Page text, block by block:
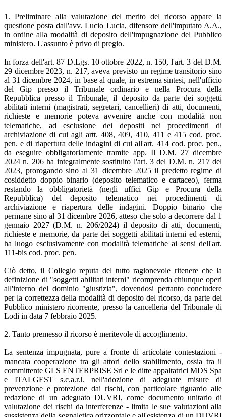
1. Preliminare alla valutazione del merito del ricorso appare la
questione posta dall'avv. Lucio Lucia, difensore dell'imputato A.A.,
in ordine alla modalità di deposito dell'impugnazione del Pubblico
ministero. L'assunto è privo di pregio.
In forza dell'art. 87 D.Lgs. 10 ottobre 2022, n. 150, l'art. 3 del D.M.
29 dicembre 2023, n. 217, aveva previsto un regime transitorio sino
al 31 dicembre 2024, in base al quale, in estrema sintesi, nell'ufficio
del Gip presso il Tribunale ordinario e nella Procura della
Repubblica presso il Tribunale, il deposito da parte dei soggetti
abilitati interni (magistrati, segretari, cancellieri) di atti, documenti,
richieste e memorie poteva avvenire anche con modalità non
telematiche, ad esclusione dei depositi nei procedimenti di
archiviazione di cui agli artt. 408, 409, 410, 411 e 415 cod. proc.
pen. e di riapertura delle indagini di cui all'art. 414 cod. proc. pen.,
da eseguire obbligatoriamente tramite app. Il D.M. 27 dicembre
2024 n. 206 ha integralmente sostituito l'art. 3 del D.M. n. 217 del
2023, prorogando sino al 31 dicembre 2025 il predetto regime di
cosiddetto doppio binario (deposito telematico e cartaceo), ferma
restando la obbligatorietà (negli uffici Gip e Procura della
Repubblica) del deposito telematico nei procedimenti di
archiviazione e riapertura delle indagini. Doppio binario che
permane sino al 31 dicembre 2026, atteso che solo a decorrere dal 1
gennaio 2027 (D.M. n. 206/2024) il deposito di atti, documenti,
richieste e memorie, da parte dei soggetti abilitati interni ed esterni,
ha luogo esclusivamente con modalità telematiche ai sensi dell'art.
111-bis cod. proc. pen.
Ciò detto, il Collegio reputa del tutto ragionevole ritenere che la
definizione di "soggetti abilitati interni" ricomprenda chiunque operi
all'interno del dominio "giustizia", dovendosi pertanto concludere
per la correttezza della modalità di deposito del ricorso, da parte del
Pubblico ministero ricorrente, presso la cancelleria del Tribunale di
Lodi in data 7 febbraio 2025.
2. Tanto premesso il ricorso è meritevole di accoglimento.
La sentenza impugnata, pure a fronte di articolate contestazioni -
mancata cooperazione tra gli attori dello stabilimento, ossia tra il
committente GLS ENTERPRISE Srl e le ditte appaltatrici MDS Spa
e ITALGEST s.c.a.r.l. nell'adozione di adeguate misure di
prevenzione e protezione dai rischi, con particolare riguardo alle
redazione di un adeguato DUVRI, come documento unitario di
valutazione dei rischi da interferenze - limita le sue valutazioni alla